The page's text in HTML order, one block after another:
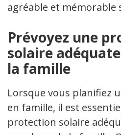
agréable et mémorable
Prévoyez une
solaire
la famille
Lorsque vous planifiez
en famille, il est
protection solaire